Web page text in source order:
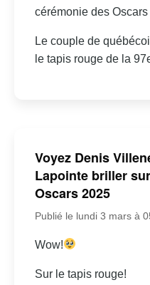
cérémonie des
Le couple de
le tapis rouge de la
Voyez Denis
Lapointe briller
Oscars 2025
Publié le lundi 3 mars à
Wow!
Sur le tapis rouge!